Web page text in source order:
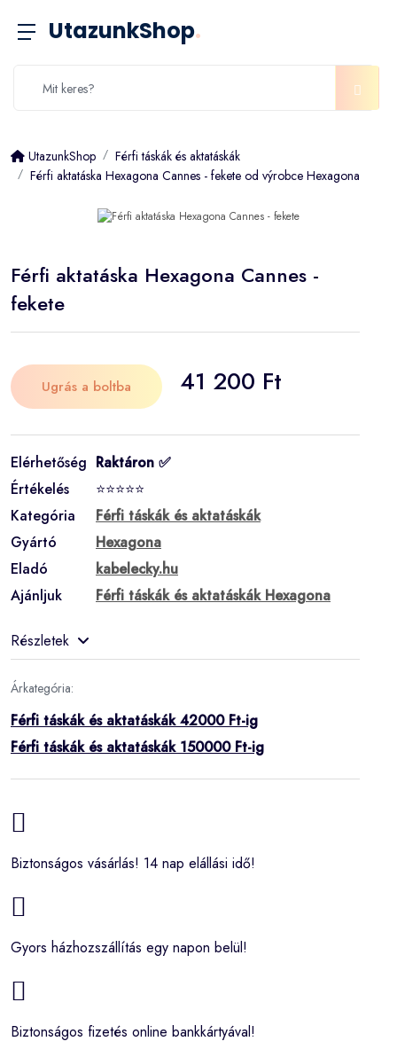
UtazunkShop.
UtazunkShop
Férfi táskák és aktatáskák
Férfi aktatáska Hexagona Cannes - fekete od výrobce Hexagona
Férfi aktatáska Hexagona Cannes -
fekete
Ugrás a boltba 41 200 Ft
Elérhetőség Raktáron ✅
Értékelés
⭐⭐⭐⭐⭐
Kategória
Férfi táskák és aktatáskák
Gyártó
Hexagona
Eladó
kabelecky.hu
Ajánljuk
Férfi táskák és aktatáskák Hexagona
Részletek
Árkategória:
Férfi táskák és aktatáskák 42000 Ft-ig
Férfi táskák és aktatáskák 150000 Ft-ig
Biztonságos vásárlás! 14 nap elállási idő!
Gyors házhozszállítás egy napon belül!
Biztonságos fizetés online bankkártyával!